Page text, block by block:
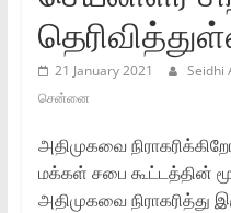
21 January 2021 Seidhi
சென்னை
அதிமுகவை
மக்கள் சபை கூட்டத்தின்
அதிமுகவை